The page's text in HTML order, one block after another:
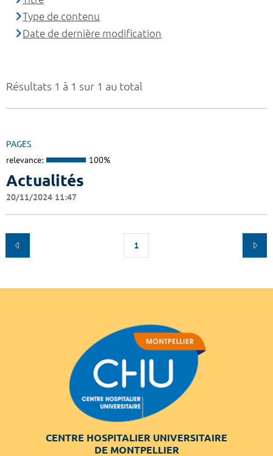
Résultats 1 à 1 sur 1 au total
PAGES
relevance: 100%
Actualités
20/11/2024 11:47
1
Type de contenu
Date de dernière modification
CENTRE HOSPITALIER UNIVERSITAIRE
DE MONTPELLIER